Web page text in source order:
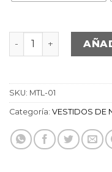
Bohemio de tul con
SKU: MTL-01
Categoría: VESTIDOS DE